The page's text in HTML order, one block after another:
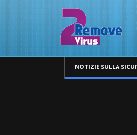
NOTIZIE SULLA